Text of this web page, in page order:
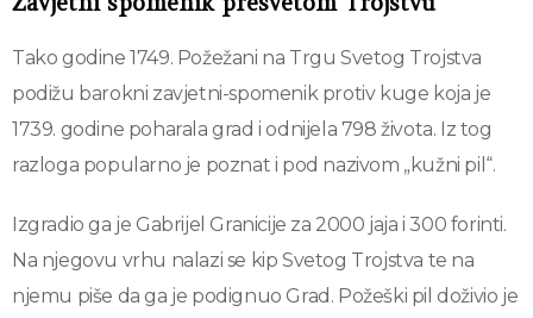
Tako godine 1749. Požežani na Trgu Svetog Trojstva
podižu barokni zavjetni-spomenik protiv kuge koja je
1739. godine poharala grad i odnijela 798 života. Iz tog
razloga popularno je poznat i pod nazivom „kužni pil“.
Izgradio ga je Gabrijel Granicije za 2000 jaja i 300 forinti.
Na njegovu vrhu nalazi se kip Svetog Trojstva te na
njemu piše da ga je podignuo Grad. Požeški pil doživio je